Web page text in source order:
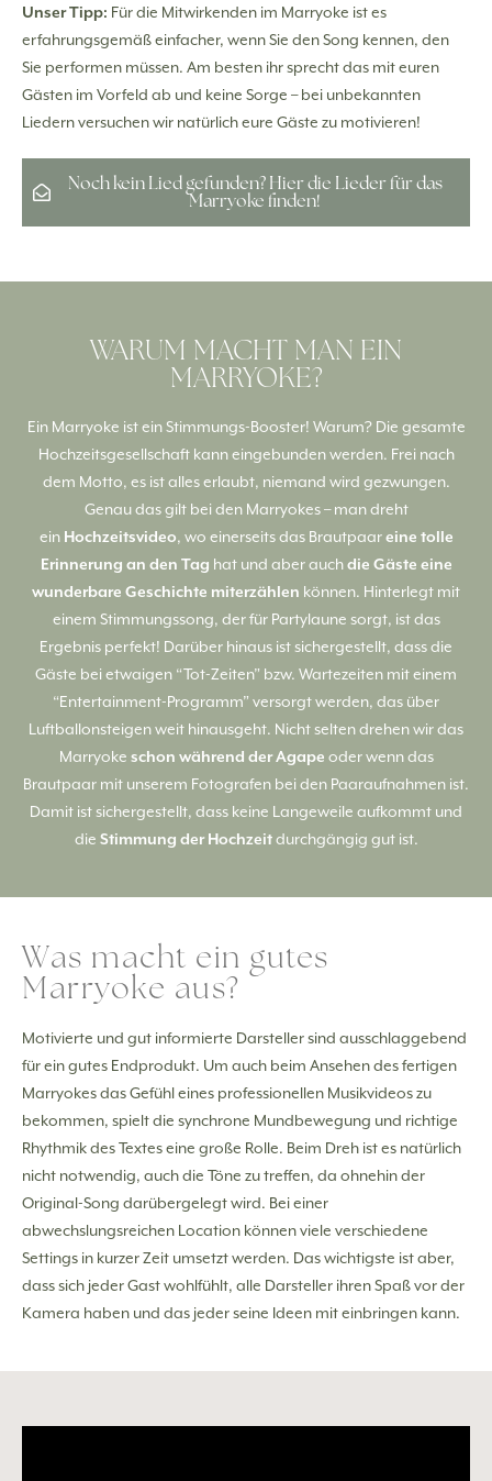
Unser Tipp: Für die Mitwirkenden im Marryoke ist es
erfahrungsgemäß einfacher, wenn Sie den Song kennen, den
Sie performen müssen. Am besten ihr sprecht das mit euren
Gästen im Vorfeld ab und keine Sorge – bei unbekannten
Liedern versuchen wir natürlich eure Gäste zu motivieren!
Noch kein Lied gefunden? Hier die Lieder für das
Marryoke finden!
WARUM MACHT MAN EIN
MARRYOKE?
Ein Marryoke ist ein Stimmungs-Booster! Warum? Die gesamte
Hochzeitsgesellschaft kann eingebunden werden. Frei nach
dem Motto, es ist alles erlaubt, niemand wird gezwungen.
Genau das gilt bei den Marryokes – man dreht
ein Hochzeitsvideo, wo einerseits das Brautpaareine tolle
Erinnerung an den Tag hat und aber auchdie Gäste eine
wunderbare Geschichte miterzählen können. Hinterlegt mit
einem Stimmungssong, der für Partylaune sorgt, ist das
Ergebnis perfekt! Darüber hinaus ist sichergestellt, dass die
Gäste bei etwaigen “Tot-Zeiten” bzw. Wartezeiten mit einem
“Entertainment-Programm” versorgt werden, das über
Luftballonsteigen weit hinausgeht. Nicht selten drehen wir das
Marryoke schon während der Agape oder wenn das
Brautpaar mit unserem Fotografen bei den Paaraufnahmen ist.
Damit ist sichergestellt, dass keine Langeweile aufkommt und
die Stimmung der Hochzeitdurchgängig gut ist.
Was macht ein gutes
Marryoke aus?
Motivierte und gut informierte Darsteller sind ausschlaggebend
für ein gutes Endprodukt. Um auch beim Ansehen des fertigen
Marryokes das Gefühl eines professionellen Musikvideos zu
bekommen, spielt die synchrone Mundbewegung und richtige
Rhythmik des Textes eine große Rolle. Beim Dreh ist es natürlich
nicht notwendig, auch die Töne zu treffen, da ohnehin der
Original-Song darübergelegt wird. Bei einer
abwechslungsreichen Location können viele verschiedene
Settings in kurzer Zeit umsetzt werden. Das wichtigste ist aber,
dass sich jeder Gast wohlfühlt, alle Darsteller ihren Spaß vor der
Kamera haben und das jeder seine Ideen mit einbringen kann.